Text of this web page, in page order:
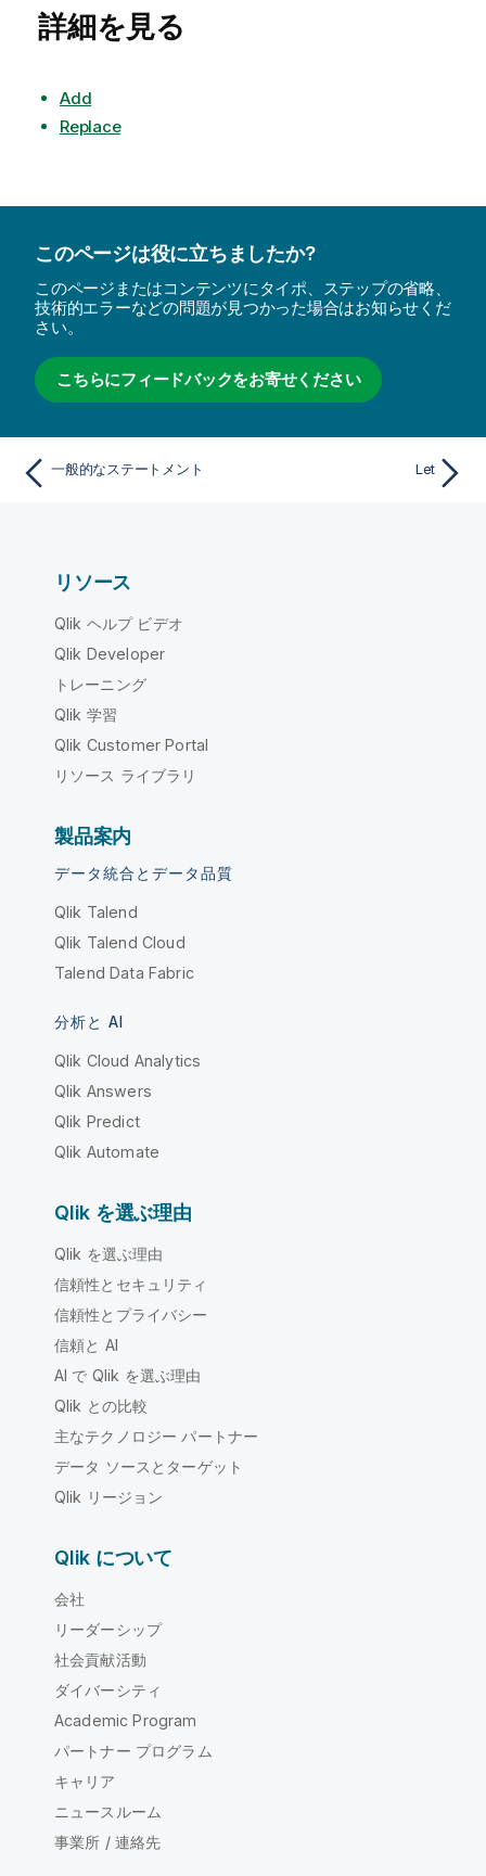
詳細を見る
Add
Replace
このページは役に立ちましたか?
このページまたはコンテンツにタイポ、ステップの省略、
技術的エラーなどの問題が見つかった場合はお知らせくだ
さい。
こちらにフィードバックをお寄せください
一般的なステートメント Let
リソース
Qlik ヘルプ ビデオ
Qlik Developer
トレーニング
Qlik 学習
Qlik Customer Portal
リソース ライブラリ
製品案内
データ統合とデータ品質
Qlik Talend
Qlik Talend Cloud
Talend Data Fabric
分析と AI
Qlik Cloud Analytics
Qlik Answers
Qlik Predict
Qlik Automate
Qlik を選ぶ理由
Qlik を選ぶ理由
信頼性とセキュリティ
信頼性とプライバシー
信頼と AI
AI で Qlik を選ぶ理由
Qlik との比較
主なテクノロジー パートナー
データ ソースとターゲット
Qlik リージョン
Qlik について
会社
リーダーシップ
社会貢献活動
ダイバーシティ
Academic Program
パートナー プログラム
キャリア
ニュースルーム
事業所 / 連絡先